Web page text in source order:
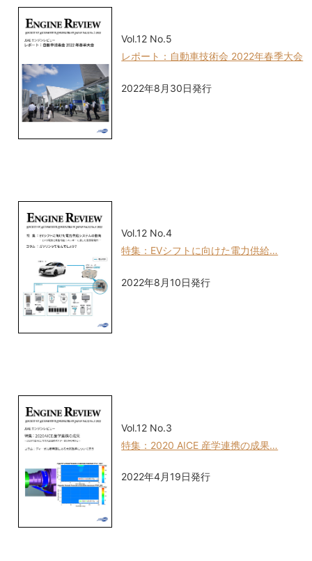
Vol.12 No.5
レポート：自動車技術会 2022年春季大会
2022年8月30日発行
Vol.12 No.4
特集：EVシフトに向けた電力供給…
2022年8月10日発行
Vol.12 No.3
特集：2020 AICE 産学連携の成果…
2022年4月19日発行